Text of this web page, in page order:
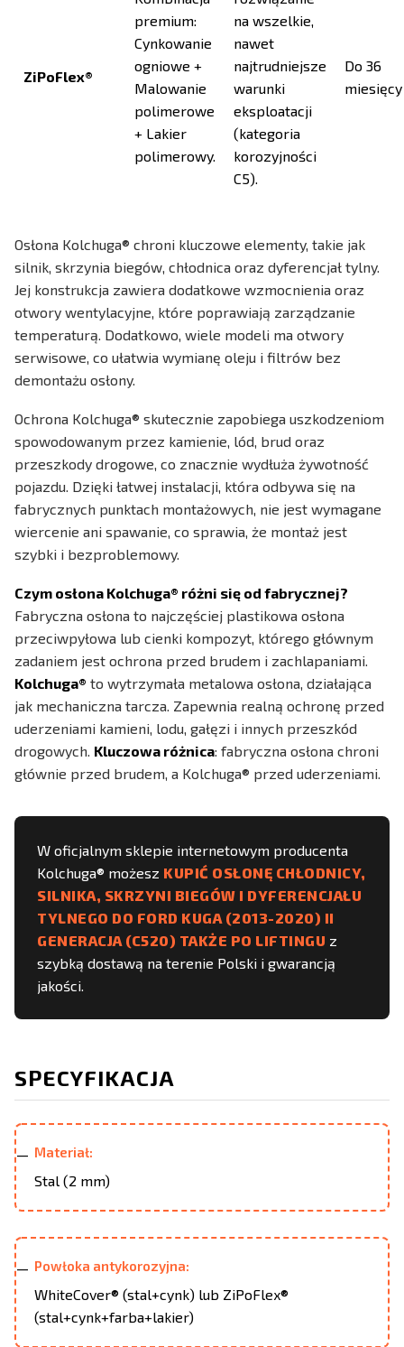
ZiPoFlex®
premium:
Cynkowanie
ogniowe +
Malowanie
polimerowe
+ Lakier
polimerowy.
na wszelkie,
nawet
najtrudniejsze
warunki
eksploatacji
(kategoria
korozyjności
C5).
Do 36
miesięcy
Osłona Kolchuga® chroni kluczowe elementy, takie jak
silnik, skrzynia biegów, chłodnica oraz dyferencjał tylny.
Jej konstrukcja zawiera dodatkowe wzmocnienia oraz
otwory wentylacyjne, które poprawiają zarządzanie
temperaturą. Dodatkowo, wiele modeli ma otwory
serwisowe, co ułatwia wymianę oleju i filtrów bez
demontażu osłony.
Ochrona Kolchuga® skutecznie zapobiega uszkodzeniom
spowodowanym przez kamienie, lód, brud oraz
przeszkody drogowe, co znacznie wydłuża żywotność
pojazdu. Dzięki łatwej instalacji, która odbywa się na
fabrycznych punktach montażowych, nie jest wymagane
wiercenie ani spawanie, co sprawia, że montaż jest
szybki i bezproblemowy.
Czym osłona Kolchuga® różni się od fabrycznej?
Fabryczna osłona to najczęściej plastikowa osłona
przeciwpyłowa lub cienki kompozyt, którego głównym
zadaniem jest ochrona przed brudem i zachlapaniami.
Kolchuga® to wytrzymała metalowa osłona, działająca
jak mechaniczna tarcza. Zapewnia realną ochronę przed
uderzeniami kamieni, lodu, gałęzi i innych przeszkód
drogowych. Kluczowa różnica: fabryczna osłona chroni
głównie przed brudem, a Kolchuga® przed uderzeniami.
W oficjalnym sklepie internetowym producenta
Kolchuga® możesz KUPIĆ OSŁONĘ CHŁODNICY,
SILNIKA, SKRZYNI BIEGÓW I DYFERENCJAŁU
TYLNEGO DO FORD KUGA (2013-2020) II
GENERACJA (C520) TAKŻE PO LIFTINGU z
szybką dostawą na terenie Polski i gwarancją
jakości.
SPECYFIKACJA
Materiał:
Stal (2 mm)
Powłoka antykorozyjna:
WhiteCover® (stal+cynk) lub ZiPoFlex®
(stal+cynk+farba+lakier)